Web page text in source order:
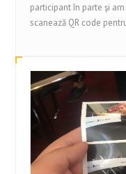
participant în parte şi
scanează QR code